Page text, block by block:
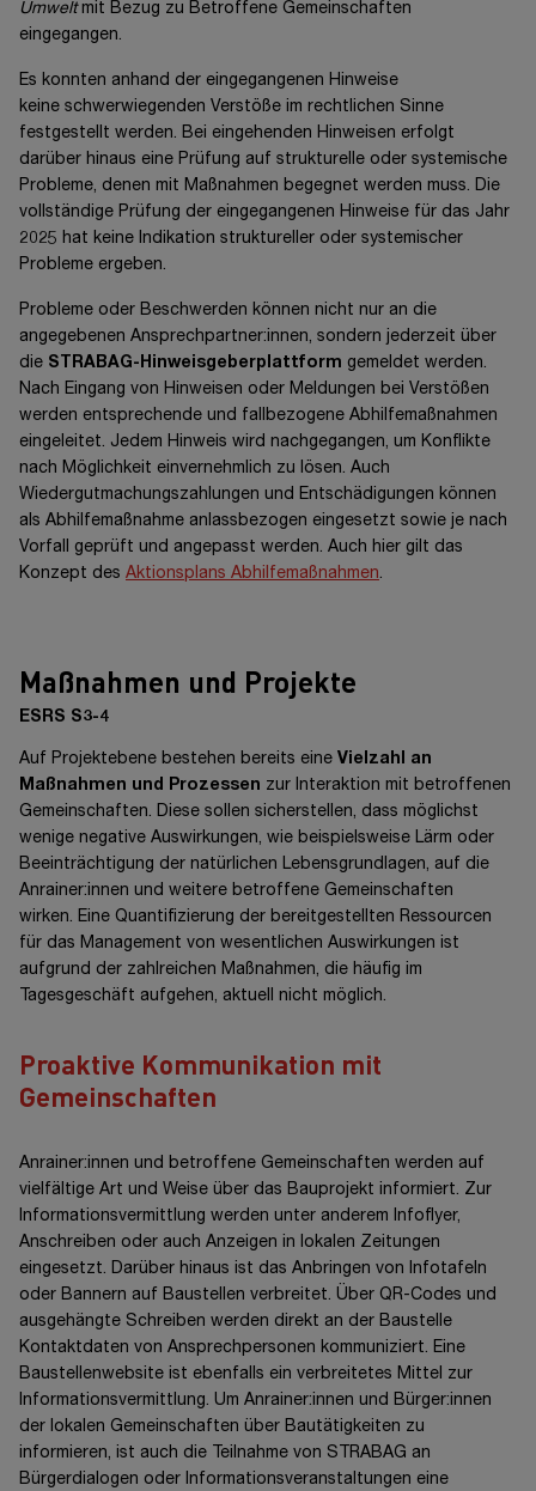
Umweltmit Bezug zu Betroffene Gemeinschaften
eingegangen.
Es konnten anhand der eingegangenen Hinweise
keine schwerwiegenden Verstöße im rechtlichen Sinne
festgestellt werden. Bei eingehenden Hinweisen erfolgt
darüber hinaus eine Prüfung auf strukturelle oder systemische
Probleme, denen mit Maßnahmen begegnet werden muss. Die
vollständige Prüfung der eingegangenen Hinweise für das Jahr
2025 hat keine Indikation struktureller oder systemischer
Probleme ergeben.
Probleme oder Beschwerden können nicht nur an die
angegebenen Ansprechpartner:innen, sondern jederzeit über
die STRABAG-Hinweisgeberplattform gemeldet werden.
Nach Eingang von Hinweisen oder Meldungen bei Verstößen
werden entsprechende und fallbezogene Abhilfemaßnahmen
eingeleitet. Jedem Hinweis wird nachgegangen, um Konflikte
nach Möglichkeit einvernehmlich zu lösen. Auch
Wiedergutmachungszahlungen und Entschädigungen können
als Abhilfemaßnahme anlassbezogen eingesetzt sowie je nach
Vorfall geprüft und angepasst werden. Auch hier gilt das
Konzept des Aktionsplans Abhilfemaßnahmen.
Maßnahmen und Projekte
ESRS S3-4
Auf Projektebene bestehen bereits eine Vielzahl an
Maßnahmen und Prozessen zur Interaktion mit betroffenen
Gemeinschaften. Diese sollen sicherstellen, dass möglichst
wenige negative Auswirkungen, wie beispielsweise Lärm oder
Beeinträchtigung der natürlichen Lebensgrundlagen, auf die
Anrainer:innen und weitere betroffene Gemeinschaften
wirken. Eine Quantifizierung der bereitgestellten Ressourcen
für das Management von wesentlichen Auswirkungen ist
aufgrund der zahlreichen Maßnahmen, die häufig im
Tagesgeschäft aufgehen, aktuell nicht möglich.
Proaktive Kommunikation mit
Gemeinschaften
Anrainer:innen und betroffene Gemeinschaften werden auf
vielfältige Art und Weise über das Bauprojekt informiert. Zur
Informationsvermittlung werden unter anderem Infoflyer,
Anschreiben oder auch Anzeigen in lokalen Zeitungen
eingesetzt. Darüber hinaus ist das Anbringen von Infotafeln
oder Bannern auf Baustellen verbreitet. Über QR-Codes und
ausgehängte Schreiben werden direkt an der Baustelle
Kontaktdaten von Ansprechpersonen kommuniziert. Eine
Baustellenwebsite ist ebenfalls ein verbreitetes Mittel zur
Informationsvermittlung. Um Anrainer:innen und Bürger:innen
der lokalen Gemeinschaften über Bautätigkeiten zu
informieren, ist auch die Teilnahme von STRABAG an
Bürgerdialogen oder Informationsveranstaltungen eine